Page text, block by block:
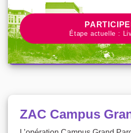
Étape actuelle :
ZAC Campus